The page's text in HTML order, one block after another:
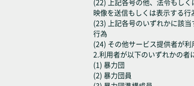
(22) 上記各号の他、法令もし
映像を送信もしくは表示する行
(23) 上記各号のいずれかに該
行為
(24) その他サービス提供者が
2.利用者が以下のいずれかの者
(1) 暴力団
(2) 暴力団員